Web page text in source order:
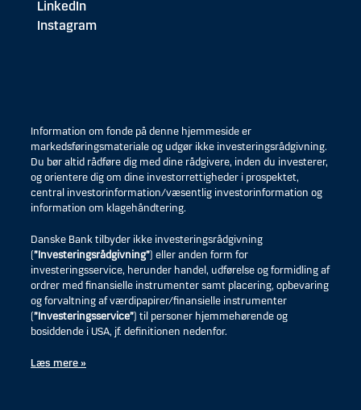
LinkedIn
Instagram
Information om fonde på denne hjemmeside er
markedsføringsmateriale og udgør ikke investeringsrådgivning.
Du bør altid rådføre dig med dine rådgivere, inden du investerer,
og orientere dig om dine investorrettigheder i prospektet,
central investorinformation/væsentlig investorinformation og
information om klagehåndtering.
Danske Bank tilbyder ikke investeringsrådgivning
(”Investeringsrådgivning”) eller anden form for
investeringsservice, herunder handel, udførelse og formidling af
ordrer med finansielle instrumenter samt placering, opbevaring
og forvaltning af værdipapirer/finansielle instrumenter
(”Investeringsservice”) til personer hjemmehørende og
bosiddende i USA, jf. definitionen nedenfor.
Læs mere »